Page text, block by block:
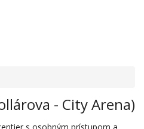
Arena)
- City Arena)